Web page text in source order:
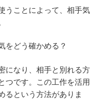
うことによって、相手気
をどう確かめる？
になり、相手と別れる方
つです。この工作を活用
るという方法がありま